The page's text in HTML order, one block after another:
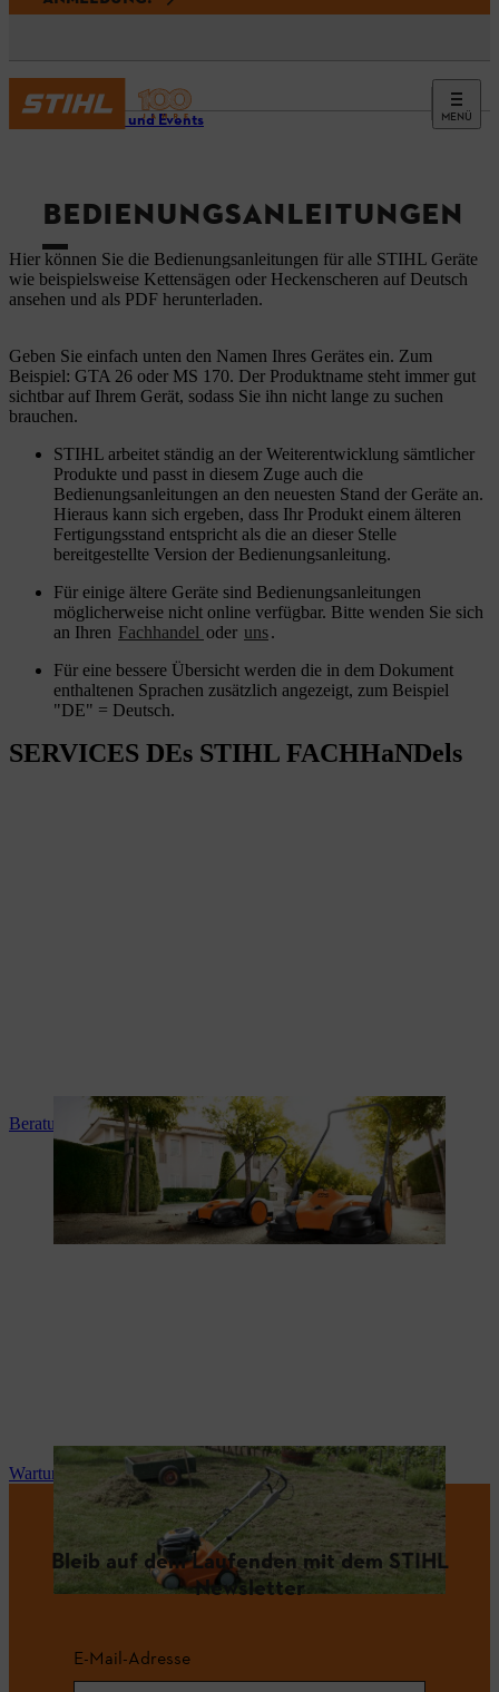
MENÜ
Service und Events
BEDIENUNGSANLEITUNGEN
Hier können Sie die Bedienungsanleitungen für alle STIHL Geräte
wie beispielsweise Kettensägen oder Heckenscheren auf Deutsch
ansehen und als PDF herunterladen.
Geben Sie einfach unten den Namen Ihres Gerätes ein. Zum
Beispiel: GTA 26 oder MS 170. Der Produktname steht immer gut
sichtbar auf Ihrem Gerät, sodass Sie ihn nicht lange zu suchen
brauchen.
STIHL arbeitet ständig an der Weiterentwicklung sämtlicher
Produkte und passt in diesem Zuge auch die
Bedienungsanleitungen an den neuesten Stand der Geräte an.
Hieraus kann sich ergeben, dass Ihr Produkt einem älteren
Fertigungsstand entspricht als die an dieser Stelle
bereitgestellte Version der Bedienungsanleitung.
Für einige ältere Geräte sind Bedienungsanleitungen
möglicherweise nicht online verfügbar. Bitte wenden Sie sich
an Ihren Fachhandel oder uns.
Für eine bessere Übersicht werden die in dem Dokument
enthaltenen Sprachen zusätzlich angezeigt, zum Beispiel
"DE" = Deutsch.
SERVICES DEs STIHL FACHHaNDels
Beratung und Produkteinweisung
Wartung und Reparatur
Bleib auf dem Laufenden mit dem STIHL
Newsletter
E-Mail-Adresse